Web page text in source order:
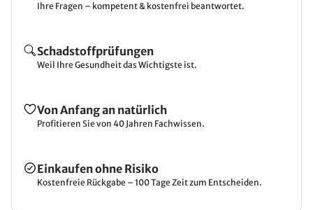
Ihre Fragen – kompetent & kostenfrei beantwortet.
Schadstoffprüfungen
Weil Ihre Gesundheit das Wichtigste ist.
Von Anfang an natürlich
Profitieren Sie von 40 Jahren Fachwissen.
Einkaufen ohne Risiko
Kostenfreie Rückgabe – 100 Tage Zeit zum Entscheiden.